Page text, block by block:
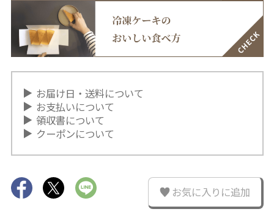
お届け日・送料について
お支払いについて
領収書について
クーポンについて
お気に入りに追加